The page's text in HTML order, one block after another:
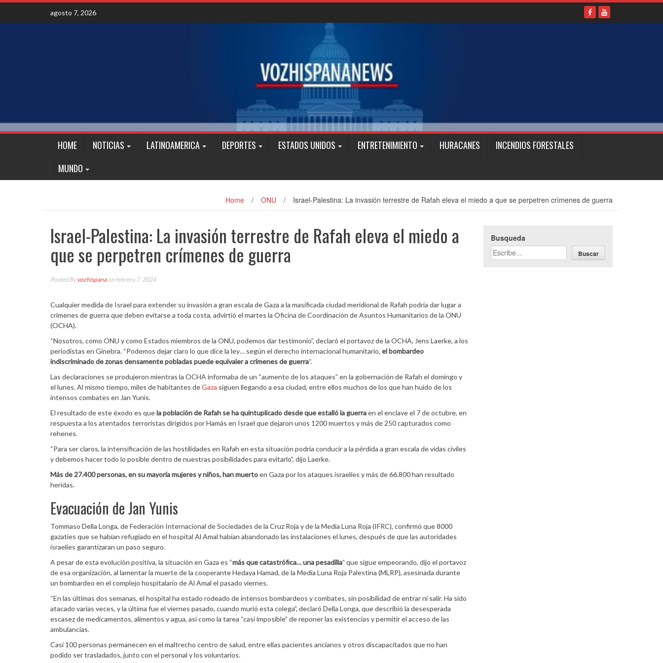
Skip
content
agosto 7, 2026
HOME NOTICIAS LATINOAMERICA DEPORTES ESTADOS UNIDOS ENTRETENIMIENTO HURACANES
INCENDIOS FORESTALES
MUNDO
Home / ONU / Israel-Palestina: La invasión terrestre de Rafah eleva el miedo a que se perpetren crímenes de guerra
Israel-Palestina: La invasión terrestre de Rafah eleva el miedo a
que se perpetren crímenes de guerra
Posted Byvozhispanaon febrero 7, 2024
Cualquier medida de Israel para extender su invasión a gran escala de Gaza a la masificada ciudad meridional de Rafah podría dar lugar a
crímenes de guerra que deben evitarse a toda costa, advirtió el martes la Oficina de Coordinación de Asuntos Humanitarios de la ONU
(OCHA).
“Nosotros, como ONU y como Estados miembros de la ONU, podemos dar testimonio”, declaró el portavoz de la OCHA, Jens Laerke, a los
periodistas en Ginebra. “Podemos dejar claro lo que dice la ley… según el derecho internacional humanitario, el bombardeo
indiscriminado de zonas densamente pobladas puede equivaler a crímenes de guerra“.
Las declaraciones se produjeron mientras la OCHA informaba de un “aumento de los ataques” en la gobernación de Rafah el domingo y
el lunes. Al mismo tiempo, miles de habitantes deGaza siguen llegando a esa ciudad, entre ellos muchos de los que han huido de los
intensos combates en Jan Yunis.
El resultado de este éxodo es quela población de Rafah se ha quintuplicado desde que estalló la guerraen el enclave el 7 de octubre, en
respuesta a los atentados terroristas dirigidos por Hamás en Israel que dejaron unos 1200 muertos y más de 250 capturados como
rehenes.
“Para ser claros, la intensificación de las hostilidades en Rafah en esta situación podría conducir a la pérdida a gran escala de vidas civiles
y debemos hacer todo lo posible dentro de nuestras posibilidades para evitarlo”, dijo Laerke.
Más de 27.400 personas, en su mayoría mujeres y niños, han muertoen Gaza por los ataques israelíes y más de 66.800 han resultado
heridas.
Evacuación de Jan Yunis
Tommaso Della Longa, de Federación Internacional de Sociedades de la Cruz Roja y de la Media Luna Roja (IFRC), confirmó que 8000
gazatíes que se habían refugiado en el hospital Al Amal habían abandonado las instalaciones el lunes, después de que las autoridades
israelíes garantizaran un paso seguro.
A pesar de esta evolución positiva, la situación en Gaza es “más que catastrófica… una pesadilla” que sigue empeorando, dijo el portavoz
de esa organización, al lamentar la muerte de la cooperante Hedaya Hamad, de la Media Luna Roja Palestina (MLRP), asesinada durante
un bombardeo en el complejo hospitalario de Al Amal el pasado viernes.
“En las últimas dos semanas, el hospital ha estado rodeado de intensos bombardeos y combates, sin posibilidad de entrar ni salir. Ha sido
atacado varias veces, y la última fue el viernes pasado, cuando murió esta colega”, declaró Della Longa, que describió la desesperada
escasez de medicamentos, alimentos y agua, así como la tarea “casi imposible” de reponer las existencias y permitir el acceso de las
ambulancias.
Casi 100 personas permanecen en el maltrecho centro de salud, entre ellas pacientes ancianos y otros discapacitados que no han
podido ser trasladados, junto con el personal y los voluntarios.
Busqueda
Buscar